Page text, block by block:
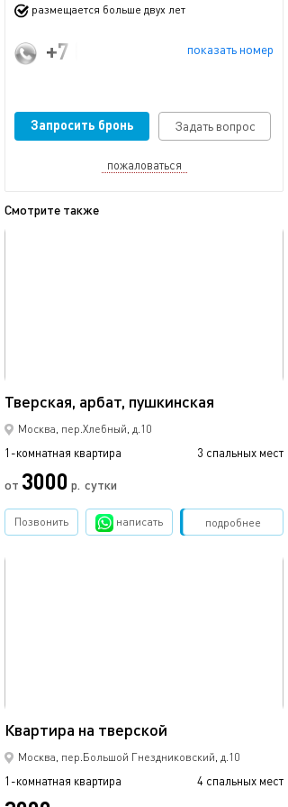
размещается больше двух лет
показать номер
+7 (926) 691-21-60
Запросить бронь Задать вопрос
пожаловаться
Смотрите также
Тверская, арбат, пушкинская
Москва, пер.Хлебный, д.10
1-комнатная квартира 3 спальных мест
от 3000 р. сутки
подробнее
Позвонить написать Забронировать
Квартира на тверской
Москва, пер.Большой Гнездниковский, д.10
1-комнатная квартира 4 спальных мест